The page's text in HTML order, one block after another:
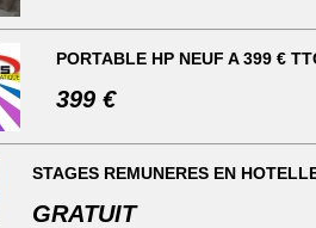
PORTABLE HP NEUF A 399 €
399 €
STAGES REMUNERES EN
GRATUIT